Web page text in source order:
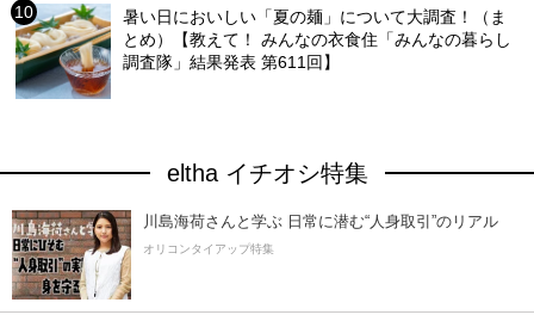
暑い日においしい「夏の麺」について大調査！（ま
とめ）【教えて！ みんなの衣食住「みんなの暮らし
調査隊」結果発表 第611回】
eltha イチオシ特集
川島海荷さんと学ぶ 日常に潜む“人身取引”のリアル
オリコンタイアップ特集